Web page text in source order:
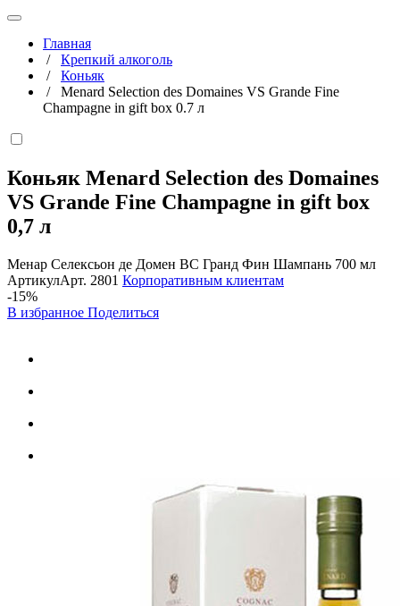
Главная
/ Крепкий алкоголь
/ Коньяк
/ Menard Selection des Domaines VS Grande Fine
Champagne in gift box 0.7 л
Коньяк Menard Selection des Domaines
VS Grande Fine Champagne in gift box
0,7 л
Менар Селексьон де Домен ВС Гранд Фин Шампань 700 мл
АртикулАрт. 2801 Корпоративным клиентам
-15%
В избранное Поделиться